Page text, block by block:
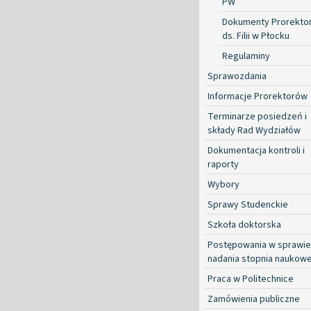
Dokumenty
ds. Filii w Płocku
Regulaminy
Sprawozdania
Informacje Prorektorów
Terminarze posiedzeń i
składy Rad Wydziałów
Dokumentacja kontroli i
raporty
Wybory
Sprawy Studenckie
Szkoła doktorska
Postępowania w sprawie
nadania stopnia
Praca w Politechnice
Zamówienia publiczne